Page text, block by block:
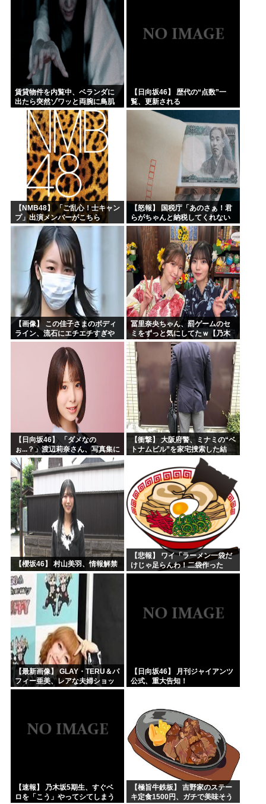
賃貸物件を内覧中、ベランダに
出たら突然ゾワッと両腕に鳥肌
が出た。「やっぱりこの部屋嫌
だ」と思った瞬間、体が前にド
ンッと突き飛ばされて…
【日向坂46】 歴代の“点数”一
覧、更新される
【NMB48】 「ご乱心！士キャン
プ」出演メンバーがこちら
【怒報】 国税庁「あのさぁ！君
らがちゃんと納税してくれない
とこうなっちゃうけどどうす
る？！」←これw w w w w w w w
【画像】 この佳子さまのボディ
ライン、流石にエチエチすぎや
ろ！
冨里奈央ちゃん、罰ゲームのセ
ミをずっと気にしてたｗ【乃木
坂46】
【日向坂46】 「ダメなの
ぉ...？」渡辺莉奈さん、写真集に
興味津々
【衝撃】 大阪府警、ミナミの“ベ
トナムビル”を家宅捜索した結
【櫻坂46】 村山美羽、情報解禁
【悲報】 ワイ「ラーメン一袋だ
けじゃ足らんわ！二袋作った
ろ！」→結果ｗｗｗ
【最新画像】 GLAY・TERU＆パ
フィー亜美、レアな夫婦ショッ
トを公開してしまう！
【日向坂46】 月刊ジャイアンツ
公式、重大告知！
【速報】 乃木坂5期生、すぐベ
ロを「こう」やってシてしまう
【極旨牛鉄板】 吉野家のステー
キ定食1500円、ガチで美味そう